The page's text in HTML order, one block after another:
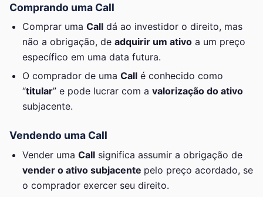
Comprando uma Call
Comprar umaCall dá ao investidor o direito, mas
não a obrigação, deadquirir um ativo a um preço
específico em uma data futura.
O comprador de umaCall é conhecido como
“titular” e pode lucrar com avalorização do ativo
subjacente.
Vendendo uma Call
Vender umaCall significa assumir a obrigação de
vender o ativo subjacente pelo preço acordado, se
o comprador exercer seu direito.